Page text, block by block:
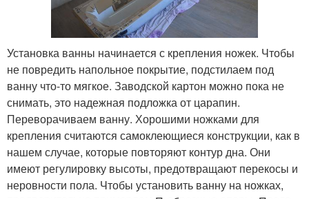
Установка ванны начинается с крепления ножек. Чтобы
не повредить напольное покрытие, подстилаем под
ванну что-то мягкое. Заводской картон можно пока не
снимать, это надежная подложка от царапин.
Переворачиваем ванну. Хорошими ножками для
крепления считаются самоклеющиеся конструкции, как в
нашем случае, которые повторяют контур дна. Они
имеют регулировку высоты, предотвращают перекосы и
неровности пола. Чтобы установить ванну на ножках,